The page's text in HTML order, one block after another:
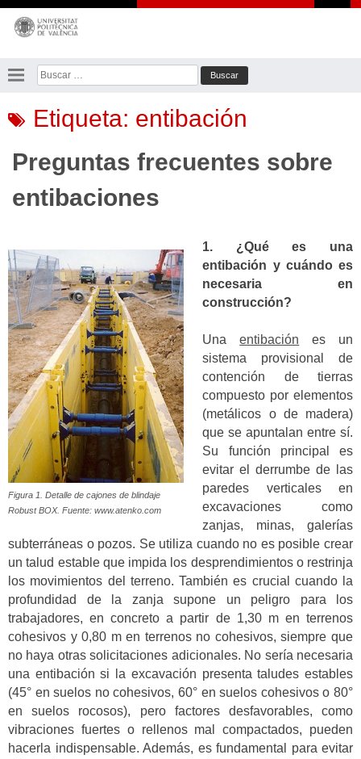
Saltar
contenido
Buscar:
Etiqueta: entibación
Preguntas frecuentes sobre
entibaciones
Figura 1. Detalle de cajones de blindaje
Robust BOX. Fuente: www.atenko.com
1. ¿Qué es una
entibación y cuándo es
necesaria en
construcción?
Unaentibación es un
sistema provisional de
contención de tierras
compuesto por elementos
(metálicos o de madera)
que se apuntalan entre sí.
Su función principal es
evitar el derrumbe de las
paredes verticales en
excavaciones como
zanjas, minas, galerías
subterráneas o pozos. Se utiliza cuando no es posible crear
un talud estable que impida los desprendimientos o restrinja
los movimientos del terreno. También es crucial cuando la
profundidad de la zanja supone un peligro para los
trabajadores, en concreto a partir de 1,30 m en terrenos
cohesivos y 0,80 m en terrenos no cohesivos, siempre que
no haya otras solicitaciones adicionales. No sería necesaria
una entibación si la excavación presenta taludes estables
(45° en suelos no cohesivos, 60° en suelos cohesivos o 80°
en suelos rocosos), pero factores desfavorables, como
vibraciones fuertes o rellenos mal compactados, pueden
hacerla indispensable. Además, es fundamental para evitar